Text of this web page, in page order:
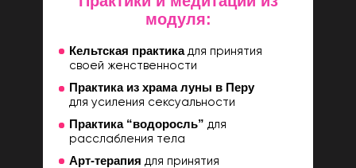
Кельтская практика для принятия
своей женственности
Практика из храма луны в Перу
для усиления сексуальности
Практика “водоросль” для
расслабления тела
Арт-терапия для принятия
модуля: